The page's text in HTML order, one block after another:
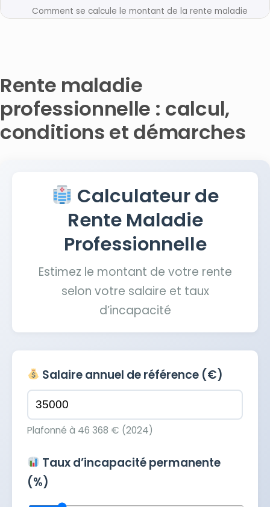
Comment se calcule le montant de la rente maladie
professionnelle ?
maladie professionnelle ?
Peut-on contester une décision concernant la rente
maladie professionnelle ?
Quand faire appel à un avocat pour une rente
maladie professionnelle ?
Rente maladie
professionnelle : calcul,
conditions et démarches
Calculateur de
Rente Maladie
Professionnelle
Estimez le montant de votre rente
selon votre salaire et taux
d’incapacité
Salaire annuel de référence (€)
Plafonné à 46 368 € (2024)
Taux d’incapacité permanente
(%)